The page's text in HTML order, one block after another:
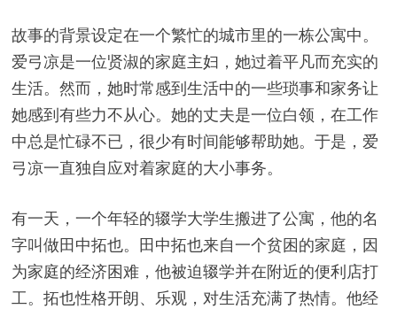
故事的背景设定在一个繁忙的城市里的一栋公寓中。
爱弓凉是一位贤淑的家庭主妇，她过着平凡而充实的
生活。然而，她时常感到生活中的一些琐事和家务让
她感到有些力不从心。她的丈夫是一位白领，在工作
中总是忙碌不已，很少有时间能够帮助她。于是，爱
弓凉一直独自应对着家庭的大小事务。
有一天，一个年轻的辍学大学生搬进了公寓，他的名
字叫做田中拓也。田中拓也来自一个贫困的家庭，因
为家庭的经济困难，他被迫辍学并在附近的便利店打
工。拓也性格开朗、乐观，对生活充满了热情。他经